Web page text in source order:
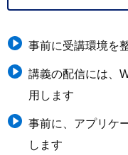
事前に受講環境を
講義の配信には、
用します
事前に、アプリケ
します